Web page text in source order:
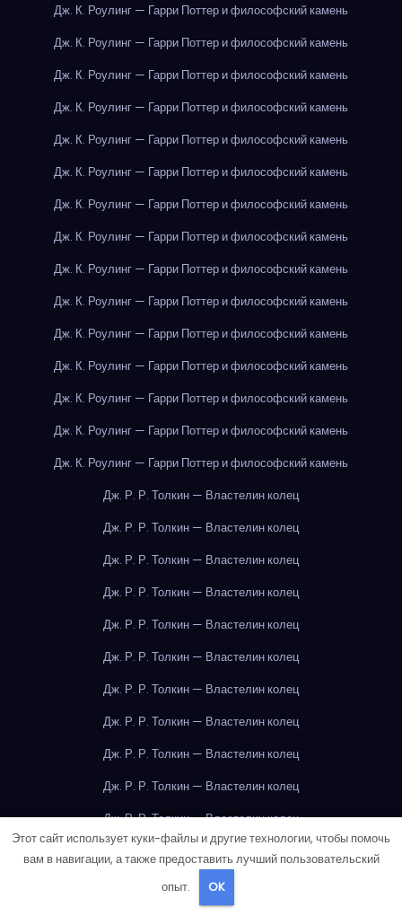
Дж. К. Роулинг — Гарри Поттер и философский камень
Дж. К. Роулинг — Гарри Поттер и философский камень
Дж. К. Роулинг — Гарри Поттер и философский камень
Дж. К. Роулинг — Гарри Поттер и философский камень
Дж. К. Роулинг — Гарри Поттер и философский камень
Дж. К. Роулинг — Гарри Поттер и философский камень
Дж. К. Роулинг — Гарри Поттер и философский камень
Дж. К. Роулинг — Гарри Поттер и философский камень
Дж. К. Роулинг — Гарри Поттер и философский камень
Дж. К. Роулинг — Гарри Поттер и философский камень
Дж. К. Роулинг — Гарри Поттер и философский камень
Дж. К. Роулинг — Гарри Поттер и философский камень
Дж. К. Роулинг — Гарри Поттер и философский камень
Дж. К. Роулинг — Гарри Поттер и философский камень
Дж. К. Роулинг — Гарри Поттер и философский камень
Дж. Р. Р. Толкин — Властелин колец
Дж. Р. Р. Толкин — Властелин колец
Дж. Р. Р. Толкин — Властелин колец
Дж. Р. Р. Толкин — Властелин колец
Дж. Р. Р. Толкин — Властелин колец
Дж. Р. Р. Толкин — Властелин колец
Дж. Р. Р. Толкин — Властелин колец
Дж. Р. Р. Толкин — Властелин колец
Дж. Р. Р. Толкин — Властелин колец
Дж. Р. Р. Толкин — Властелин колец
Дж. Р. Р. Толкин — Властелин колец
Дж. Р. Р. Толкин — Властелин колец
Дж. Р. Р. Толкин — Властелин колец
Этот сайт использует куки-файлы и другие технологии, чтобы помочь
вам в навигации, а также предоставить лучший пользовательский
опыт.
OK